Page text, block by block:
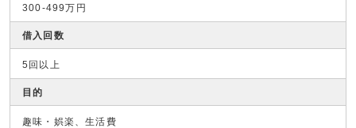
300-499万円
借入回数
5回以上
目的
趣味・娯楽、生活費